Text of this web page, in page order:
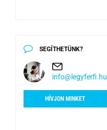
SEGÍTHETÜNK?
info@legyferfi.hu
HÍVJON MINKET